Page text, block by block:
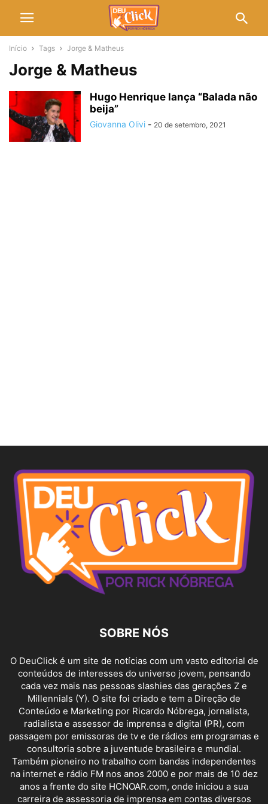
Início Tags Jorge & Matheus
Jorge & Matheus
Hugo Henrique lança “Balada não
beija”
Giovanna Olivi - 20 de setembro, 2021
SOBRE NÓS
O DeuClick é um site de notícias com um vasto editorial de
conteúdos de interesses do universo jovem, pensando
cada vez mais nas pessoas slashies das gerações Z e
Millennials (Y). O site foi criado e tem a Direção de
Conteúdo e Marketing por Ricardo Nóbrega, jornalista,
radialista e assessor de imprensa e digital (PR), com
passagem por emissoras de tv e de rádios em programas e
consultoria sobre a juventude brasileira e mundial.
Também pioneiro no trabalho com bandas independentes
na internet e rádio FM nos anos 2000 e por mais de 10 dez
anos a frente do site HCNOAR.com, onde iniciou a sua
carreira de assessoria de imprensa em contas diversos